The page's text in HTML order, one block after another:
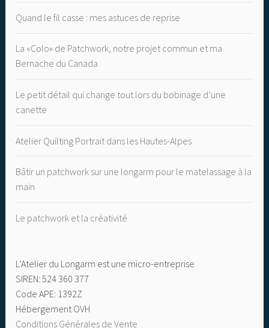
Quand le fil casse : mes astuces de reprise
La «Colo» de Patchwork, notre projet commun et ma
Bernache du Canada
Le petit détail qui change tout lors du bobinage d’une
canette
Atelier Quilting Portrait dans les Hautes-Alpes
Bâtir un patchwork sur une longarm pour le matelassage à la
main
Le patchwork et la créativité
L’Atelier du Longarm est une micro-entreprise
SIREN: 524 360 377
Code APE: 1392Z
Hébergement OVH
Conditions Générales de Vente